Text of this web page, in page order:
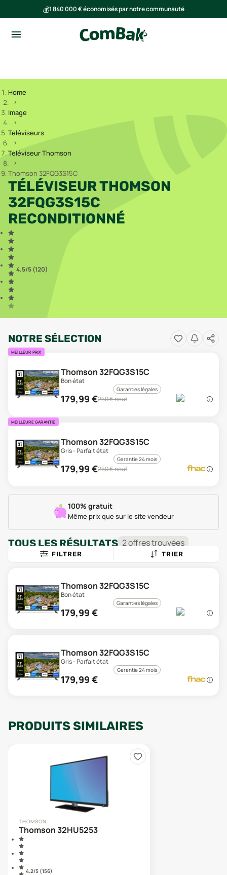
💰1 840 000 € économisés par notre communauté
Home
Image
Téléviseurs
Téléviseur Thomson
Thomson 32FQG3S15C
TÉLÉVISEUR THOMSON
32FQG3S15C
RECONDITIONNÉ
4.5/5 (120)
NOTRE SÉLECTION
MEILLEUR PRIX
Thomson 32FQG3S15C
Bon état
Garanties légales
179,99 €250€ neuf
MEILLEURE GARANTIE
Thomson 32FQG3S15C
Gris - Parfait état
Garantie 24 mois
179,99 €250€ neuf
100% gratuit
Même prix que sur le site vendeur
TOUS LES RÉSULTATS 2offrestrouvées
FILTRER TRIER
Thomson 32FQG3S15C
Bon état
Garanties légales
179,99 €
Thomson 32FQG3S15C
Gris - Parfait état
Garantie 24 mois
179,99 €
PRODUITS SIMILAIRES
THOMSON
Thomson 32HU5253
4.2/5 (156)